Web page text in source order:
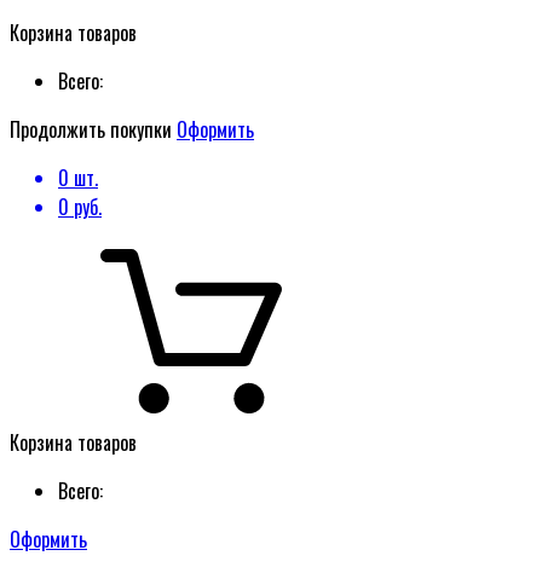
Корзина товаров
Всего:
Продолжить покупки Оформить
0 шт.
0 руб.
Корзина товаров
Всего:
Оформить